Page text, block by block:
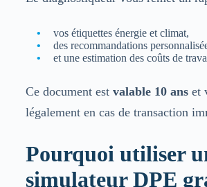
vos étiquettes énergie et climat,
des recommandations
et une estimation des coûts de
Ce document est valable 10 anset
légalement en cas de transaction
Pourquoi utiliser
simulateur DPE